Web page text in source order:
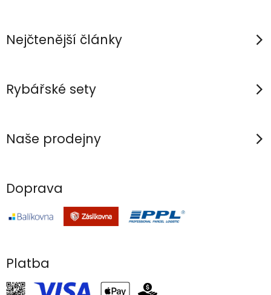
Nejčtenější články
Rybářské sety
Naše prodejny
Doprava
Platba